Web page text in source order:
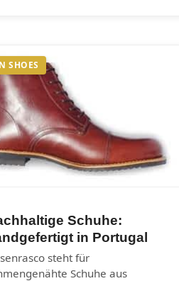
SHOES
Schuhe:
in Portugal
steht für
Schuhe aus